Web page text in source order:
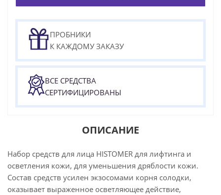
ПРОБНИКИ
К КАЖДОМУ ЗАКАЗУ
ВСЕ СРЕДСТВА
СЕРТИФИЦИРОВАНЫ
ОПИСАНИЕ
Набор средств для лица HISTOMER для лифтинга и
осветления кожи, для уменьшения дряблости кожи.
Состав средств усилен экзосомами корня солодки,
оказывает выраженное осветляющее действие,